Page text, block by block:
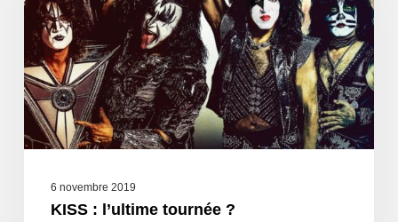
6 novembre 2019
KISS : l’ultime tournée ?